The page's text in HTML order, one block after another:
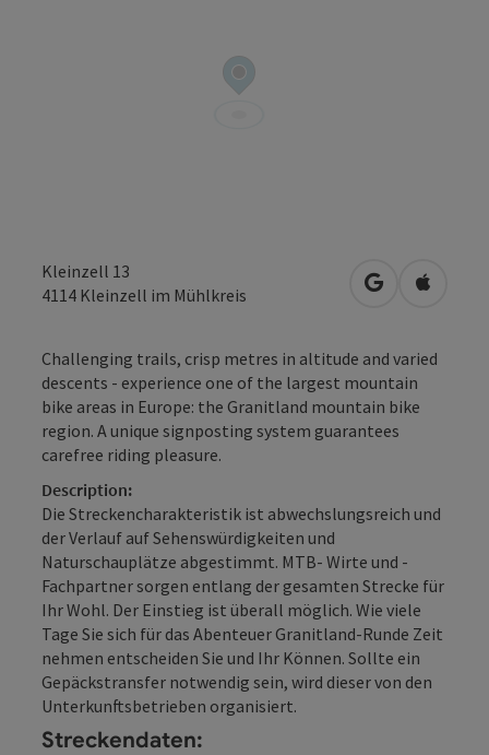
Kleinzell 13
4114 Kleinzell im Mühlkreis open inOpen in
Challenging trails, crisp metres in altitude and varied
descents - experience one of the largest mountain
bike areas in Europe: the Granitland mountain bike
region. A unique signposting system guarantees
carefree riding pleasure.
Description:
Die Streckencharakteristik ist abwechslungsreich und
der Verlauf auf Sehenswürdigkeiten und
Naturschauplätze abgestimmt. MTB- Wirte und -
Fachpartner sorgen entlang der gesamten Strecke für
Ihr Wohl. Der Einstieg ist überall möglich. Wie viele
Tage Sie sich für das Abenteuer Granitland-Runde Zeit
nehmen entscheiden Sie und Ihr Können. Sollte ein
Gepäckstransfer notwendig sein, wird dieser von den
Unterkunftsbetrieben organisiert.
Streckendaten: